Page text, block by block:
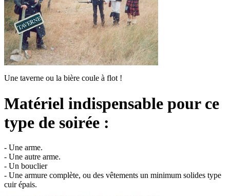
Une taverne ou la bière coule à flot !
Matériel indispensable pour ce
type de soirée :
- Une arme.
- Une autre arme.
- Un bouclier
- Une armure complète, ou des vêtements un minimum solides type
cuir épais.